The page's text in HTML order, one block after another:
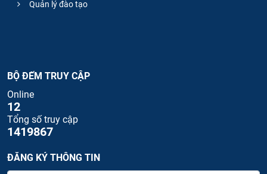
Quản lý đào tạo
BỘ ĐẾM TRUY CẬP
Online
12
Tổng số truy cập
1419867
ĐĂNG KÝ THÔNG TIN